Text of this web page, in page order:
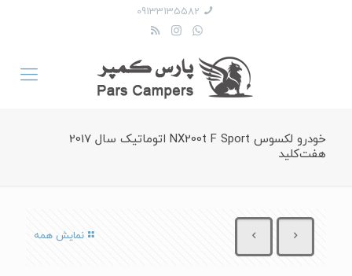
09133135582
خودرو لکسوس NX200t F Sport اتوماتیک سال 2017
هفت‌کلید
نمایش همه